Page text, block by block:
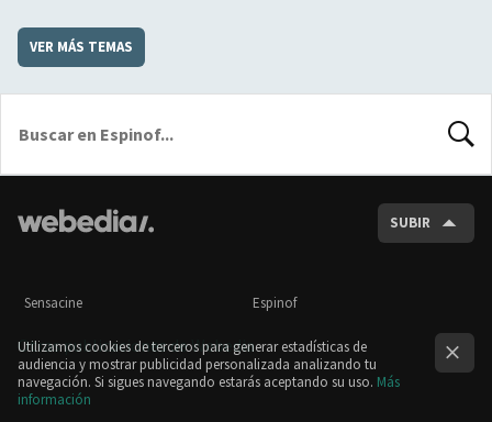
VER MÁS TEMAS
SUBIR
Sensacine Espinof
Otras publicaciones de Webedia
Utilizamos cookies de terceros para generar estadísticas de
audiencia y mostrar publicidad personalizada analizando tu
navegación. Si sigues navegando estarás aceptando su uso. Más
información